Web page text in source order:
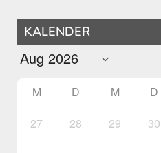
KALENDER
M D M D
27 28 29 30